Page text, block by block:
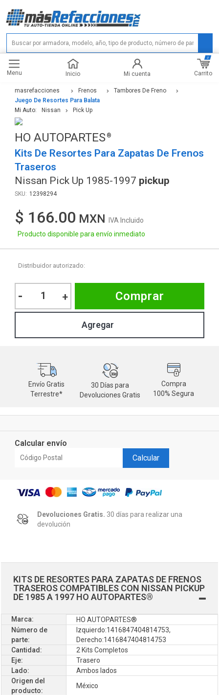
Menu Inicio Mi cuenta Carrito
0
masrefacciones Frenos
Tambores De Freno
Juego De Resortes Para Balata
Mi Auto:
Nissan Pick Up
HO AUTOPARTES
Kits De Resortes Para Zapatas De Frenos
Traseros
Nissan Pick Up 1985-1997 pickup
12398294
$ 166.00
IVA Incluido
Producto disponible para envío inmediato
Distribuidor autorizado:
- + Comprar
Envío Gratis
Terrestre*
30 Días para
Devoluciones Gratis
Compra
100% Segura
Calcular envío
Calcular
Devoluciones Gratis. 30 días para realizar una
devolución
KITS DE RESORTES PARA ZAPATAS DE FRENOS
TRASEROS COMPATIBLES CON NISSAN PICKUP
DE 1985 A 1997 HO AUTOPARTES®
Marca:
HO AUTOPARTES®
Número de
parte:
Izquierdo:1416847404814753,
Derecho:1416847404814753
Cantidad:
2 Kits Completos
Eje:
Trasero
Lado:
Ambos lados
Origen del
producto:
México